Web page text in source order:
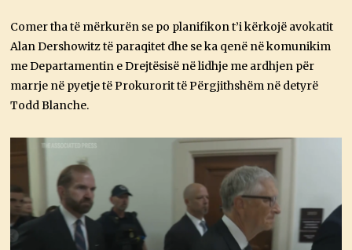
Comer tha të mërkurën se po planifikon t’i kërkojë avokatit
Alan Dershowitz të paraqitet dhe se ka qenë në komunikim
me Departamentin e Drejtësisë në lidhje me ardhjen për
marrje në pyetje të Prokurorit të Përgjithshëm në detyrë
Todd Blanche.